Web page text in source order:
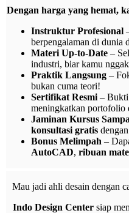
Dengan harga yang hemat,
Instruktur Profesional
berpengalaman di dunia
Materi Up-to-Date –
industri, biar kamu
Praktik Langsung –
bukan cuma teori!
Sertifikat Resmi – Bukti
meningkatkan portofolio
Jaminan Kursus
konsultasi gratis
Bonus Melimpah –
AutoCAD, ribuan
Mau jadi ahli desain dengan
Indo Design Center siap